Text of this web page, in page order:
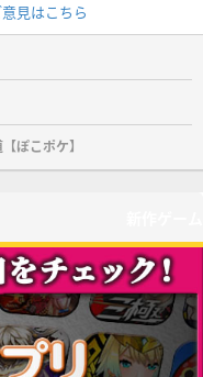
見はこちら
ぽこポケ】